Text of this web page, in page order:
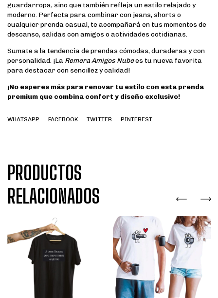
guardarropa, sino que también refleja un estilo relajado y
moderno. Perfecta para combinar con jeans, shorts o
cualquier prenda casual, te acompañará en tus momentos de
descanso, salidas con amigos o actividades cotidianas.
Sumate a la tendencia de prendas cómodas, duraderas y con
personalidad. ¡La Remera Amigos Nubees tu nueva favorita
para destacar con sencillez y calidad!
¡No esperes más para renovar tu estilo con esta prenda
premium que combina confort y diseño exclusivo!
WHATSAPP FACEBOOK TWITTER PINTEREST
PRODUCTOS
RELACIONADOS